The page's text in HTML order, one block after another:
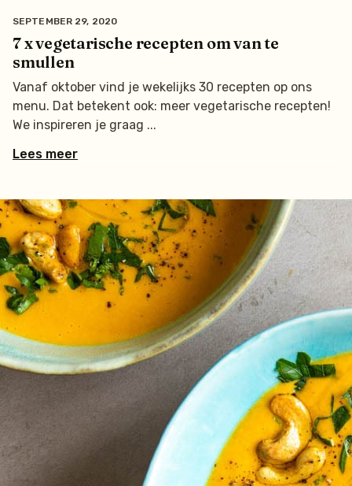
7 x vegetarische recepten om van te
smullen
SEPTEMBER 29, 2020
Vanaf oktober vind je wekelijks 30 recepten op ons
menu. Dat betekent ook: meer vegetarische recepten!
We inspireren je graag
Lees meer